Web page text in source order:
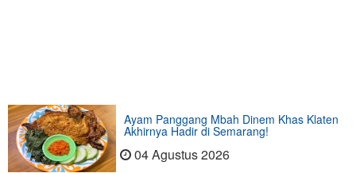
Ayam Panggang Mbah Dinem Khas Klaten
Akhirnya Hadir di Semarang!
04 Agustus 2026